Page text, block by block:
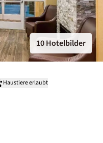
10 Hotelbilder
Haustiere erlaubt